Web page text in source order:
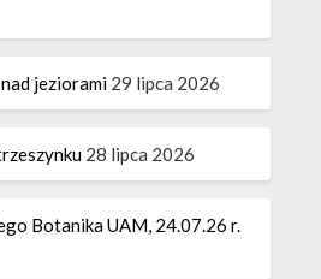
jeziorami 29 lipca 2026
28 lipca 2026
Botanika UAM, 24.07.26 r.